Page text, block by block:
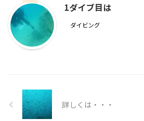
1ダイブ目は
ダイビング
詳しくは・・・